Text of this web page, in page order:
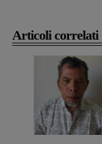
Articoli correlati